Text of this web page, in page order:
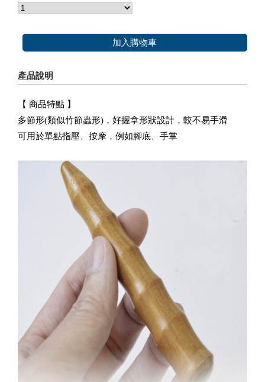
加入購物車
產品說明
【 商品特點 】
多節形(類似竹節蟲形)，好握拿形狀設計，較不易手滑
可用於單點指壓、按摩，例如腳底、手掌